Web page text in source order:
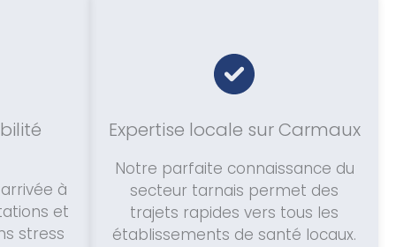
à
et
stress
Expertise locale sur Carmaux
Notre parfaite connaissance du
secteur tarnais permet des
trajets rapides vers tous les
établissements de santé locaux.